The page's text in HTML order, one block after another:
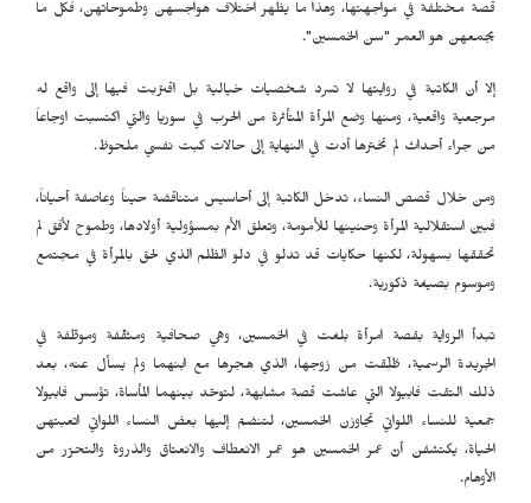
قصة مختلفة في مواجهتها، وهذا ما يظهر اختلاف هواجسهن وطموحاتهن، فكل ما
يجمعهن هو العمر "سن الخمسين".
إلا أن الكاتبة في روايتها لا تسرد شخصيات خيالية بل اقتربت فيها إلى واقع له
مرجعية واقعية، ومنها وضع المرأة المتأثرة من الحرب في سوريا والتي اكتسبت اوجاعاً
من جراء أحداث لم تخترها أدت في النهاية إلى حالات كبت نفسي ملحوظ.
ومن خلال قصص النساء، تدخل الكاتبة إلى أحاسيس متناقضة حيناً وعاصفة أحياناً،
فبين استقلالية المرأة وحنينها للأمومة، وتعلق الأم بمسؤولية أولادها، وطموح لأفق لم
تحققها بسهولة، لكنها حكايات قد تدلو في دلو الظلم الذي لحق بالمرأة في مجتمع
وموسوم بصيغة ذكورية.
تبدأ الرواية بقصة امرأة بلغت في الخمسين، وهي صحافية ومثقّفة وموظّفة في
الجريدة الرسمية، طُلِّقت من زوجها، الذي هجرها مع ابنهما ولم يسأل عنه، بعد
ذلك التقت فابيولا التي عاشت قصة مشابهة، لتوحّد بينهما المأساة، تؤسس فابيولا
جمعية للنساء اللواتي تجاوزن الخمسين، لتنضمّ إليها بعض النساء اللواتي اتعبتهن
الحياة، يكتشفن أنّ عمر الخمسين هو عمر الانعطاف والانعتاق والذروة والتحرّر من
الأوهام.